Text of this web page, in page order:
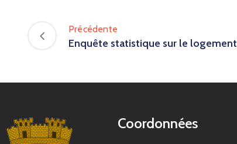
Précédente
Enquête statistique sur le logement
Coordonnées